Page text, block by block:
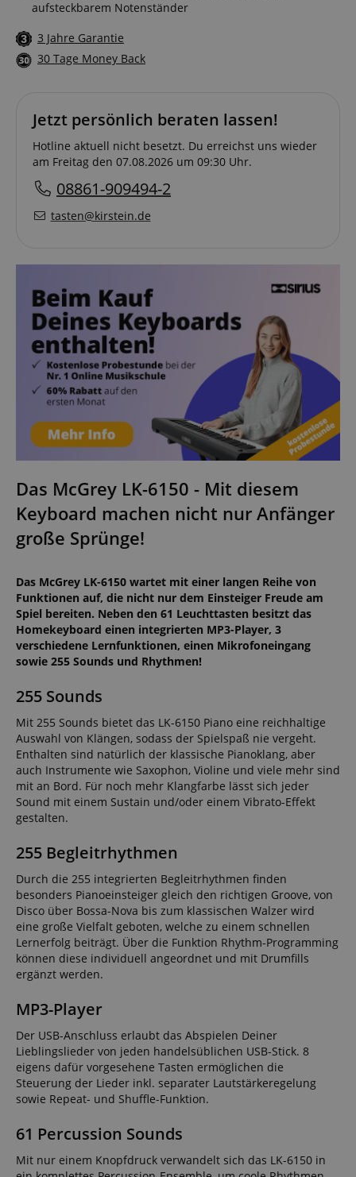
aufsteckbarem Notenständer
3 Jahre Garantie
30 Tage Money Back
Jetzt persönlich beraten lassen!
Hotline aktuell nicht besetzt. Du erreichst uns wieder
am Freitag den 07.08.2026 um 09:30 Uhr.
08861-909494-2
tasten@kirstein.de
Das McGrey LK-6150 - Mit diesem
Keyboard machen nicht nur Anfänger
große Sprünge!
Das McGrey LK-6150 wartet mit einer langen Reihe von
Funktionen auf, die nicht nur dem Einsteiger Freude am
Spiel bereiten. Neben den 61 Leuchttasten besitzt das
Homekeyboard einen integrierten MP3-Player, 3
verschiedene Lernfunktionen, einen Mikrofoneingang
sowie 255 Sounds und Rhythmen!
255 Sounds
Mit 255 Sounds bietet das LK-6150 Piano eine reichhaltige
Auswahl von Klängen, sodass der Spielspaß nie vergeht.
Enthalten sind natürlich der klassische Pianoklang, aber
auch Instrumente wie Saxophon, Violine und viele mehr sind
mit an Bord. Für noch mehr Klangfarbe lässt sich jeder
Sound mit einem Sustain und/oder einem Vibrato-Effekt
gestalten.
255 Begleitrhythmen
Durch die 255 integrierten Begleitrhythmen finden
besonders Pianoeinsteiger gleich den richtigen Groove, von
Disco über Bossa-Nova bis zum klassischen Walzer wird
eine große Vielfalt geboten, welche zu einem schnellen
Lernerfolg beiträgt. Über die Funktion Rhythm-Programming
können diese individuell angeordnet und mit Drumfills
ergänzt werden.
MP3-Player
Der USB-Anschluss erlaubt das Abspielen Deiner
Lieblingslieder von jeden handelsüblichen USB-Stick. 8
eigens dafür vorgesehene Tasten ermöglichen die
Steuerung der Lieder inkl. separater Lautstärkeregelung
sowie Repeat- und Shuffle-Funktion.
61 Percussion Sounds
Mit nur einem Knopfdruck verwandelt sich das LK-6150 in